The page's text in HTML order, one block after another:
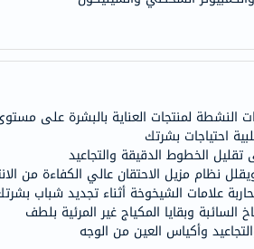
النشطة لمنتجات العناية بالبشرة على
احتياجات بشرتك
الخطوط الدقيقة والتجاعيد
نظام مزيل الاحتقان عالي الكفاءة من
وبقايا المكياج غير المرئية بلطف
وأكياس العين من الوجه